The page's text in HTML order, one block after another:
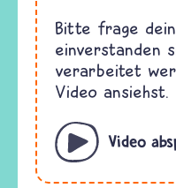
Bitte frage
einverstanden
verarbeitet
Video ansiehst.
Video